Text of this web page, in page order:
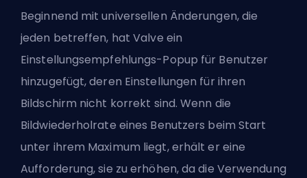
Beginnend mit universellen Änderungen, die
jeden betreffen, hat Valve ein
Einstellungsempfehlungs-Popup für Benutzer
hinzugefügt, deren Einstellungen für ihren
Bildschirm nicht korrekt sind. Wenn die
Bildwiederholrate eines Benutzers beim Start
unter ihrem Maximum liegt, erhält er eine
Aufforderung, sie zu erhöhen, da die Verwendung